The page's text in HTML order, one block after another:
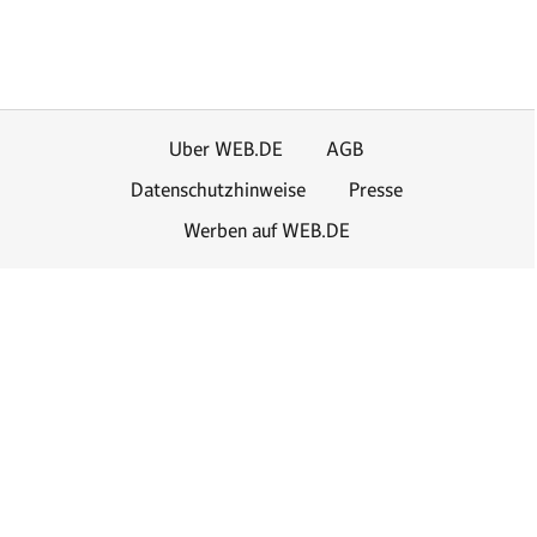
Uber WEB.DE
AGB
Datenschutzhinweise
Presse
Werben auf WEB.DE